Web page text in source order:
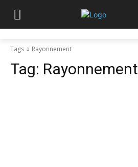
Tags Rayonnement
Tag: Rayonnement